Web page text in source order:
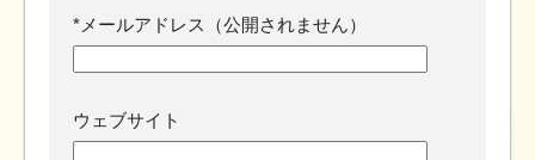
* メールアドレス（公開されません）
ウェブサイト